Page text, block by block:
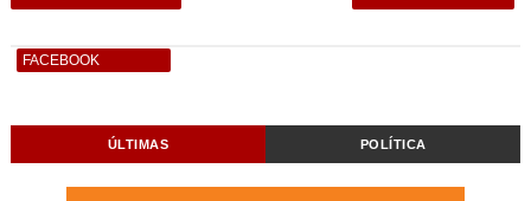
FACEBOOK
ÚLTIMAS POLÍTICA